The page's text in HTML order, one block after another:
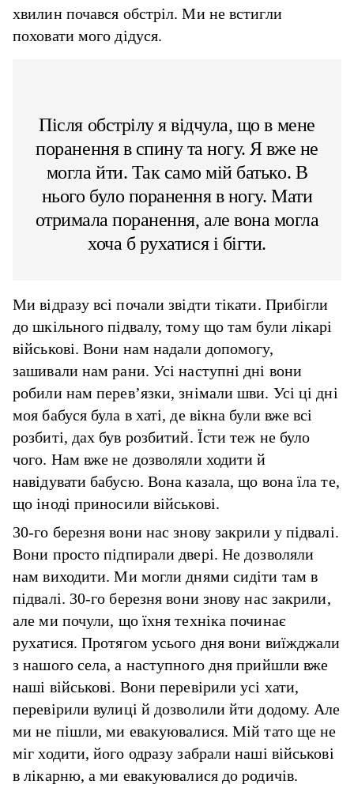
хвилин почався обстріл. Ми не встигли
поховати мого дідуся.
Після обстрілу я відчула, що в мене
поранення в спину та ногу. Я вже не
могла йти. Так само мій батько. В
нього було поранення в ногу. Мати
отримала поранення, але вона могла
хоча б рухатися і бігти.
Ми відразу всі почали звідти тікати. Прибігли
до шкільного підвалу, тому що там були лікарі
військові. Вони нам надали допомогу,
зашивали нам рани. Усі наступні дні вони
робили нам перев’язки, знімали шви. Усі ці дні
моя бабуся була в хаті, де вікна були вже всі
розбиті, дах був розбитий. Їсти теж не було
чого. Нам вже не дозволяли ходити й
навідувати бабусю. Вона казала, що вона їла те,
що іноді приносили військові.
30-го березня вони нас знову закрили у підвалі.
Вони просто підпирали двері. Не дозволяли
нам виходити. Ми могли днями сидіти там в
підвалі. 30-го березня вони знову нас закрили,
але ми почули, що їхня техніка починає
рухатися. Протягом усього дня вони виїжджали
з нашого села, а наступного дня прийшли вже
наші військові. Вони перевірили усі хати,
перевірили вулиці й дозволили йти додому. Але
ми не пішли, ми евакуювалися. Мій тато ще не
міг ходити, його одразу забрали наші військові
в лікарню, а ми евакуювалися до родичів.